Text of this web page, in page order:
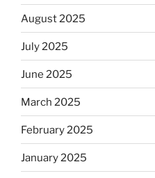
August 2025
July 2025
June 2025
March 2025
February 2025
January 2025